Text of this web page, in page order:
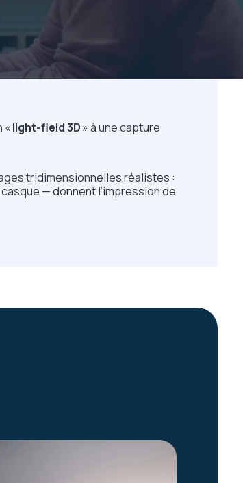
«light-field 3D» à une capture
tridimensionnelles réalistes :
— donnent l’impression de